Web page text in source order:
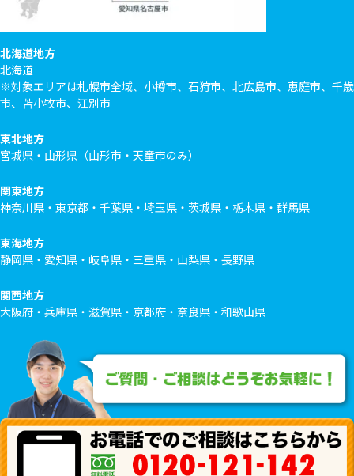
北海道地方
北海道
※対象エリアは札幌市全域、小樽市、石狩市、北広島市、恵庭市、千歳
市、苫小牧市、江別市
東北地方
宮城県・山形県（山形市・天童市のみ）
関東地方
神奈川県・東京都・千葉県・埼玉県・茨城県・栃木県・群馬県
東海地方
静岡県・愛知県・岐阜県・三重県・山梨県・長野県
関西地方
大阪府・兵庫県・滋賀県・京都府・奈良県・和歌山県